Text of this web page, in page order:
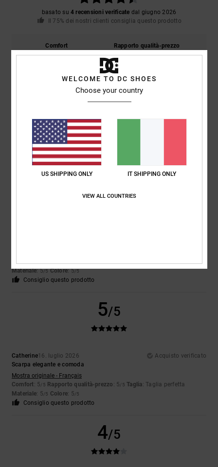
basato su4 recensioni verificate dal giugno 2026
Il 75% dei nostri clienti consiglia questo prodotto
Comfort
4.8
Rapporto qualità-prezzo
4.8
Colore
Materiale: 5/5 Colore: 5/5
Consiglio questo prodotto
5/5
Catherine16. luglio 2026
Acquisto verificato
Scarpa elegante e comoda
Mostra originale - Français
Comfort: 5/5 Rapporto qualità-prezzo : 5/5 Taglia: Taglia perfetta
Materiale: 5/5 Colore: 5/5
Consiglio questo prodotto
4/5
WELCOME TO DC SHOES
Choose your country
US SHIPPING ONLY IT SHIPPING ONLY
VIEW ALL COUNTRIES